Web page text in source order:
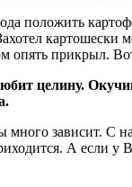
положить
картошески
опять прикрыл.
целину.
много зависит. С
А если у